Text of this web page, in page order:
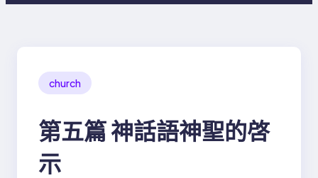
church
第五篇 神話語神聖的啓
示